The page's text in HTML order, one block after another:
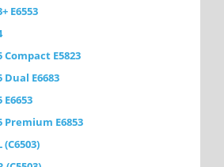
E6553
E5823
Dual E6683
Premium E6853